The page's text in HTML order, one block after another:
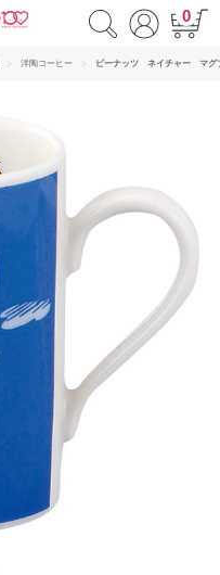
0
洋陶コーヒー ピーナッツ ネイチャー マグ